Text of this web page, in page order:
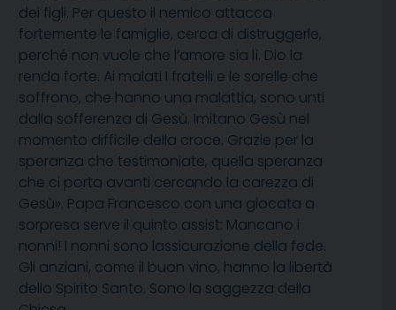
dei figli. Per questo il nemico attacca
fortemente le famiglie, cerca di distruggerle,
perché non vuole che l’amore sia lì. Dio la
renda forte. Ai malati I fratelli e le sorelle che
soffrono, che hanno una malattia, sono unti
dalla sofferenza di Gesù. Imitano Gesù nel
momento difficile della croce. Grazie per la
speranza che testimoniate, quella speranza
che ci porta avanti cercando la carezza di
Gesù». Papa Francesco con una giocata a
sorpresa serve il quinto assist: Mancano i
nonni! I nonni sono lassicurazione della fede.
Gli anziani, come il buon vino, hanno la libertà
dello Spirito Santo. Sono la saggezza della